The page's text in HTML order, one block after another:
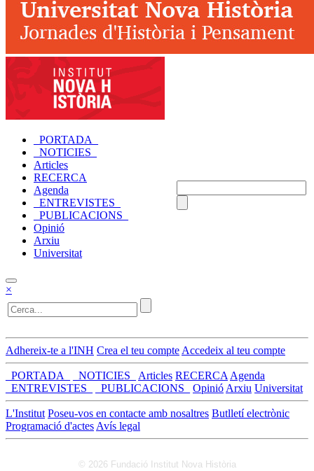
_PORTADA_
_NOTICIES_
Articles
RECERCA
Agenda
_ENTREVISTES_
_PUBLICACIONS_
Opinió
Arxiu
Universitat
×
Adhereix-te a l'INH Crea el teu compte Accedeix al teu compte
_PORTADA_ _NOTICIES_ Articles RECERCA Agenda
_ENTREVISTES_
_PUBLICACIONS_ Opinió Arxiu Universitat
L'Institut Poseu-vos en contacte amb nosaltres Butlletí electrònic
Programació d'actes Avís legal
© 2026 Fundació Institut Nova Història